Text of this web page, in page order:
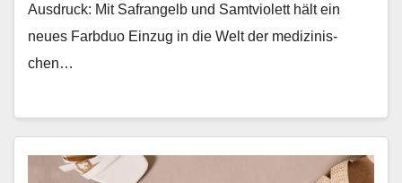
Aus­druck: Mit Safrangelb und Samtvi­o­lett hält ein
neues Farb­duo Einzug in die Welt der medi­zinis­
chen…